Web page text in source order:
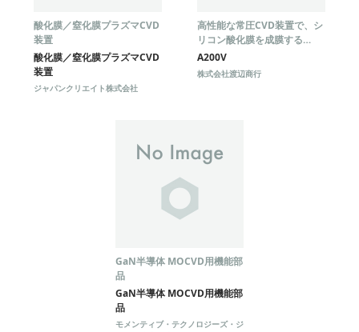
酸化膜／窒化膜プラズマCVD
装置
酸化膜／窒化膜プラズマCVD
装置
ジャパンクリエイト株式会社
高性能な常圧CVD装置で、シ
リコン酸化膜を成膜する
A200V
A200V
株式会社渡辺商行
GaN半導体 MOCVD用機能部
品
GaN半導体 MOCVD用機能部
品
モメンティブ・テクノロジーズ・ジ